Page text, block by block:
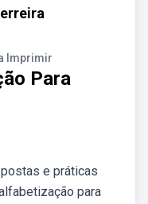
Imprimir
Para
e práticas
para